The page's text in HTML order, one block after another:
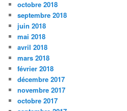
octobre 2018
septembre 2018
juin 2018
mai 2018
avril 2018
mars 2018
février 2018
décembre 2017
novembre 2017
octobre 2017